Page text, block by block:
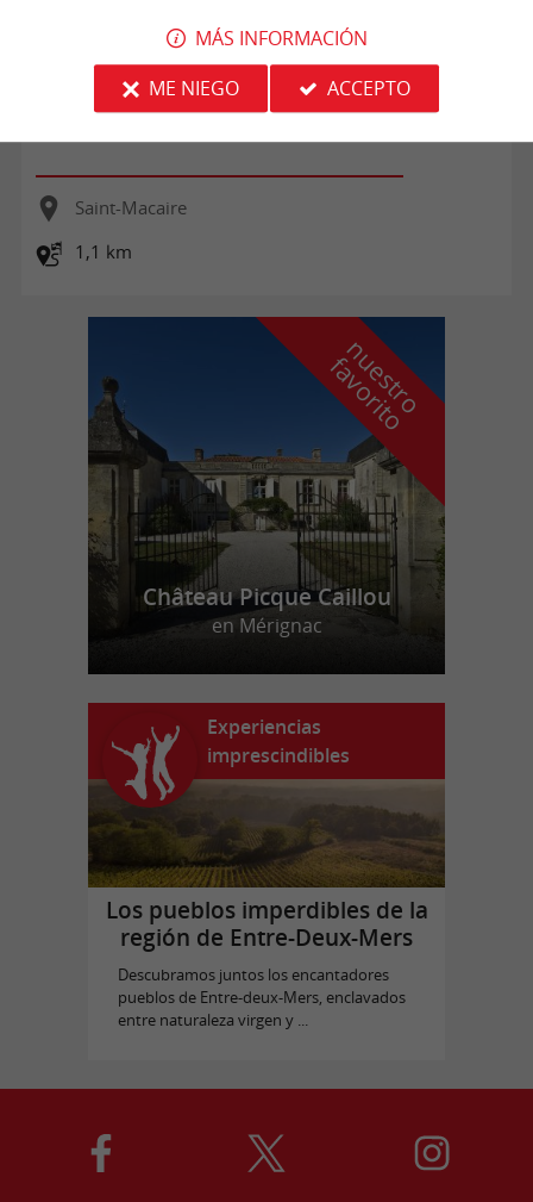
Les Pistes de Robin : dans la cité médiévale de Saint-
Saint-Macaire
1,1 km
n
u
e
s
t
r
o
f
a
v
o
r
i
t
o
Château Picque Caillou
en Mérignac
Experiencias
imprescindibles
Los pueblos imperdibles de la
región de Entre-Deux-Mers
Descubramos juntos los encantadores
pueblos de Entre-deux-Mers, enclavados
entre naturaleza virgen y ...
MÁS INFORMACIÓN
ME NIEGO
ACCEPTO